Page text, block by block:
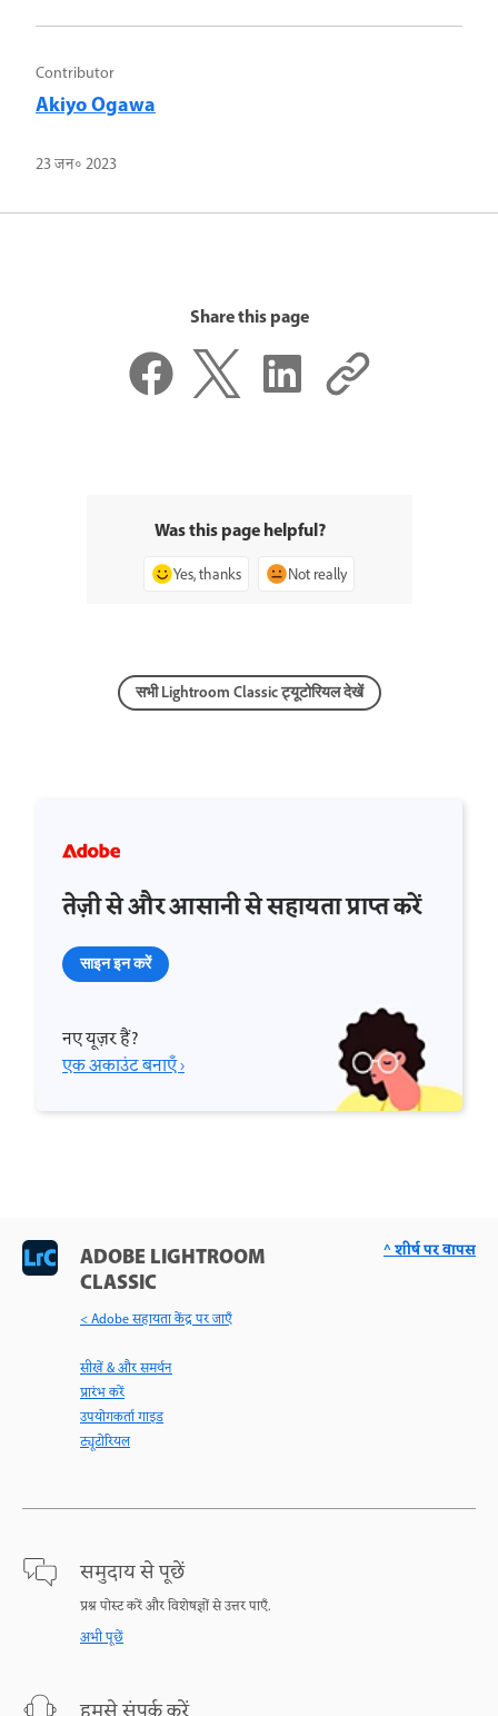
Contributor
Akiyo Ogawa
23 जन॰ 2023
Share this page
Was this page helpful?
Yes, thanks Not really
सभी Lightroom Classic ट्यूटोरियल देखें
तेज़ी से और आसानी से सहायता प्राप्त करें
साइन इन करें
नए यूज़र हैं?
एक अकाउंट बनाएँ ›
ADOBE LIGHTROOM
CLASSIC
< Adobe सहायता केंद्र पर जाएँ
सीखें & और समर्थन
प्रारंभ करें
उपयोगकर्ता गाइड
ट्यूटोरियल
समुदाय से पूछें
प्रश्न पोस्ट करें और विशेषज्ञों से उत्तर पाएँ.
अभी पूछें
^ शीर्ष पर वापस